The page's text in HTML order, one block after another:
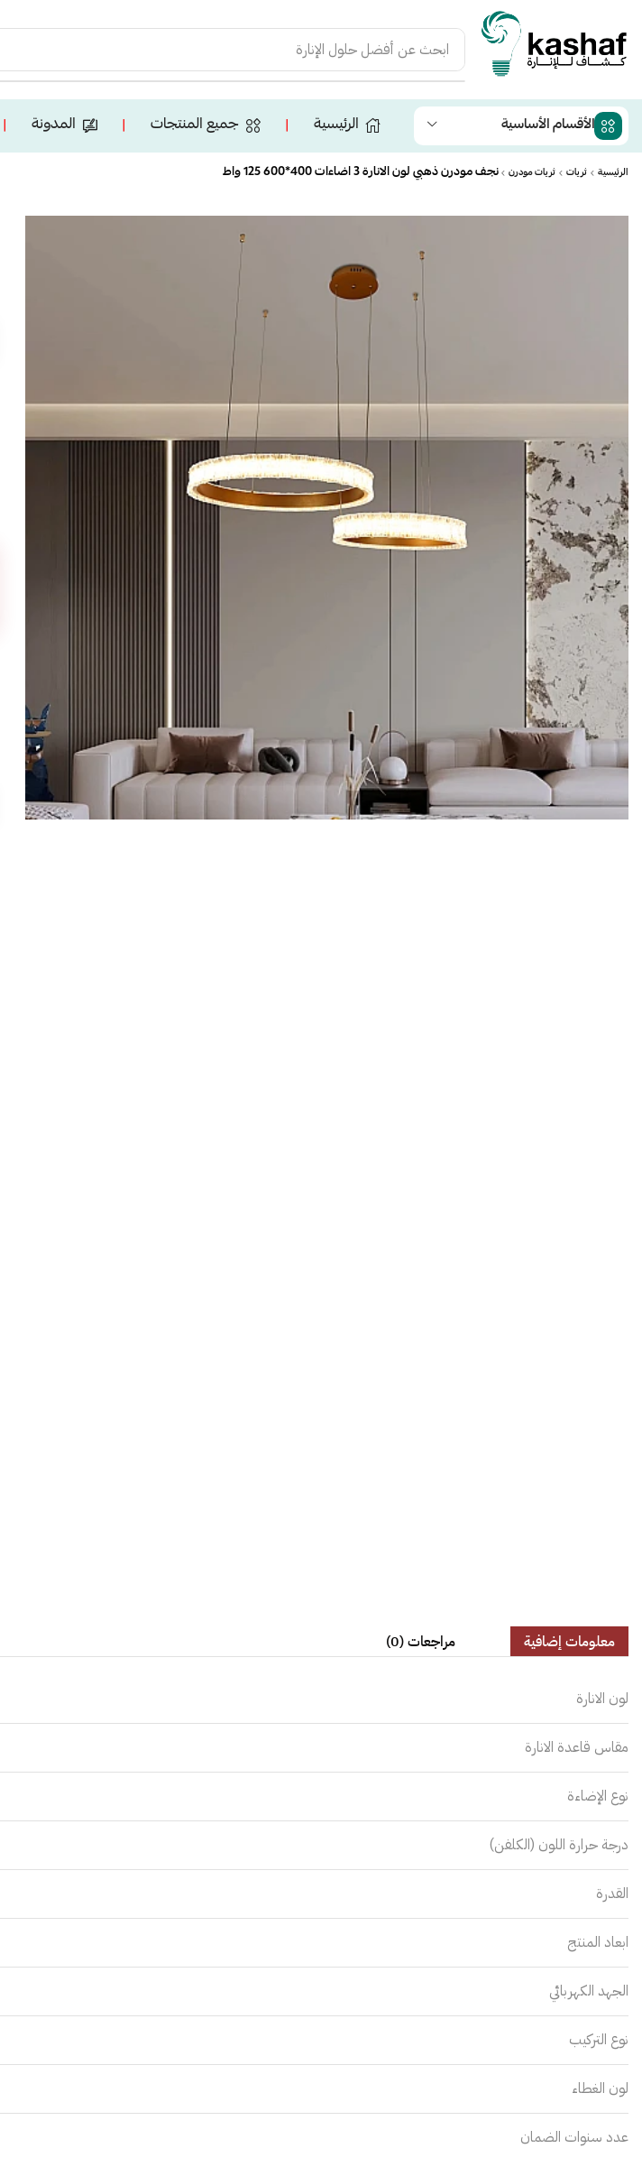
ابحث عن أفضل حلول الإنارة
الأقسام الأساسية الرئيسية ❘ جميع المنتجات ❘ المدونة ❘
الرئيسية ثريات ثريات مودرن نجف مودرن ذهبي لون الانارة 3 اضاءات 400*600 125 واط
معلومات إضافية مراجعات (0)
لون الانارة
مقاس قاعدة الانارة
نوع الإضاءة
درجة حرارة اللون (الكلفن)
القدرة
ابعاد المنتج
الجهد الكهربائي
نوع التركيب
لون الغطاء
عدد سنوات الضمان